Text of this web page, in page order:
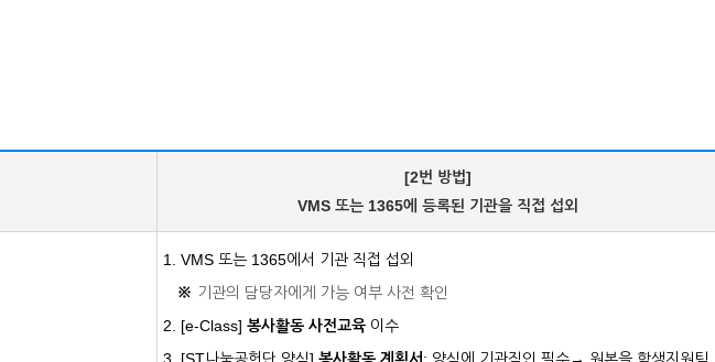
[2번 방법]
VMS 또는 1365에 등록된 기관을 직접 섭외
1. VMS 또는 1365에서 기관 직접 섭외
※ 기관의 담당자에게 가능 여부 사전 확인
2.
[e-Class] 봉사활동 사전교육 이수